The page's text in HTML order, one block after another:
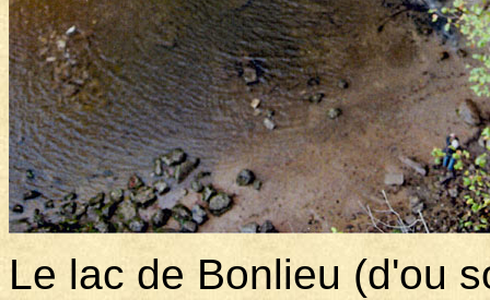
Le lac de Bonlieu (d'ou